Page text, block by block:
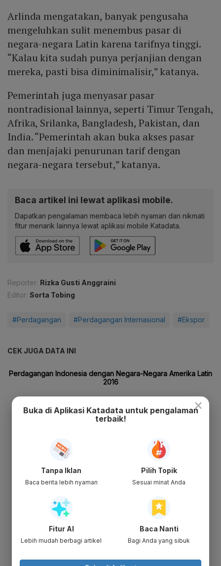
Arlinda mengatakan, banyak pengusaha
mengeluhkan sulit menembus pasar di
negara-negara Latin karena tarifnya tinggi.
“Kalau kita sudah punya perjanjian dengan
mereka, pasti bisa diminimalisir,” katanya.
Pemerintah juga menyasar pasar
nontradisional lainnya, seperti Timur Tengah,
Afrika, Srilanka, Bangladesh, Pakistan, dan
India. “Pemerintah akan buka akses pasar
dan menjajaki penurunan tarif dengan
negara-negara tersebut,” katanya.
Baca artikel ini lewat aplikasi mobile.
Dapatkan pengalaman membaca lebih nyaman dan nikmati
fitur menarik lainnya lewat aplikasi mobile Katadata.
Reporter: Rizka Gusti Anggraini
Editor: Sorta Tobing
#Perdagangan #Perdagangan Internasional #Ekspor
CEK JUGA DATA INI
×
Buka di Aplikasi Katadata untuk pengalaman
terbaik!
Tanpa Iklan
Baca berita lebih nyaman
Pilih Topik
Sesuai minat Anda
Fitur AI
Lebih mudah berbagi artikel
Baca Nanti
Bagi Anda yang sibuk